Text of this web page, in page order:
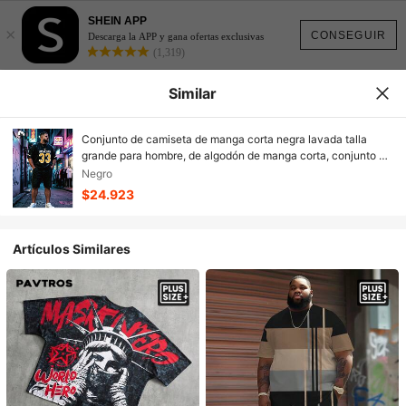
CONSEGUIR
×
SHEIN APP
Descarga la APP y gana ofertas exclusivas
(1,319)
Similar
Conjunto de camiseta de manga corta negra lavada talla
grande para hombre, de algodón de manga corta, conjunto de
estilo callejero con patrón interesante de estilo emo. Conjunto
de manga corta casual lavado con estampado de letra
inglesa blanca "33 CHAMPIONS", estilo Y2K, adecuado para
Negro
$24.923
Artículos Similares